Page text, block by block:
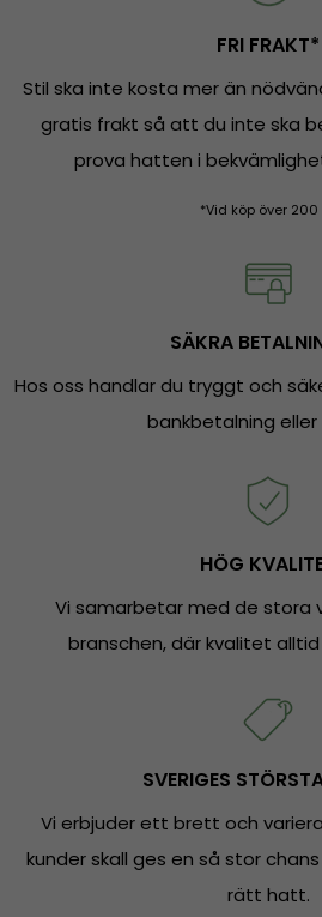
FRI FRAKT*
Stil ska inte kosta mer än
gratis frakt så att du inte ska
prova hatten i
*Vid köp över 200
SÄKRA
Hos oss handlar du tryggt och
bankbetalning eller
HÖG
Vi samarbetar med de stora
branschen, där kvalitet
SVERIGES
Vi erbjuder ett brett och
kunder skall ges en så stor
rätt hatt.